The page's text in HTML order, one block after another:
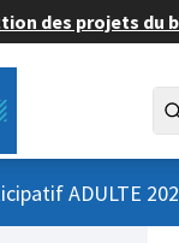
des projets du
ADULTE